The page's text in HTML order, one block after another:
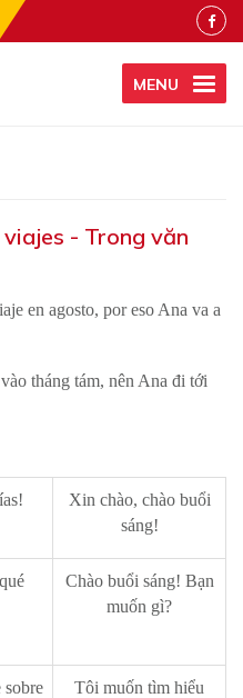
MENU
- Trong văn
en agosto, por eso Ana va a
tháng tám, nên Ana đi tới
Xin chào, chào buổi
sáng!
Chào buổi sáng! Bạn
muốn gì?
Tôi muốn tìm hiểu